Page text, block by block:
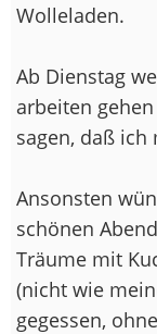
Wolleladen.
Ab Dienstag
arbeiten
sagen, daß
Ansonsten
schönen
Träume mit
(nicht wie
gegessen,